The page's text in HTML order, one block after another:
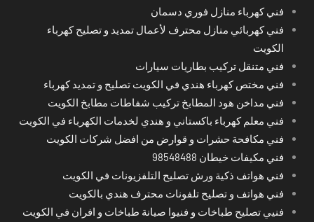
فني كهرباء منازل فوري دسمان
فني كهربائي منازل محترف لأعمال تمديد و تصليح كهرباء
الكويت
فني متنقل تركيب بطاريات سيارات
فني مختص كهرباء هندي في الكويت تصليح و تمديد كهرباء
فني مداخن هود المطابخ تركيب شفاطات مطابخ الكويت
فني معلم كهرباء باكستاني و هندي لخدمات الكهرباء في الكويت
فني مكافحة حشرات و قوارض من افضل شركات الكويت
فني مكيفات خيطان 98548488
فني هواتف ذكية ورش تصليح التلفزيونات في الكويت
فني هواتف و تصليح تلفونات محترف هندي بالكويت
فنيي تصليح طباخات و فنيوا صيانة طباخات و افران في الكويت